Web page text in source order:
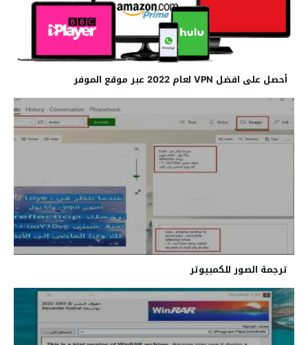
أحصل على افضل VPN لعام 2022 عبر موقع الموفر
ترجمة الصور للكمبيوتر